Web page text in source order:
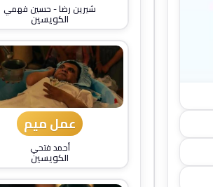
شيرين رضا-حسين فهمي
الكويسين
عمل ميم
أحمد فتحي
الكويسين